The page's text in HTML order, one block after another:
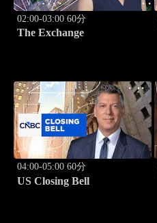
02:00-03:00 60分
The Exchange
04:00-05:00 60分
US Closing Bell